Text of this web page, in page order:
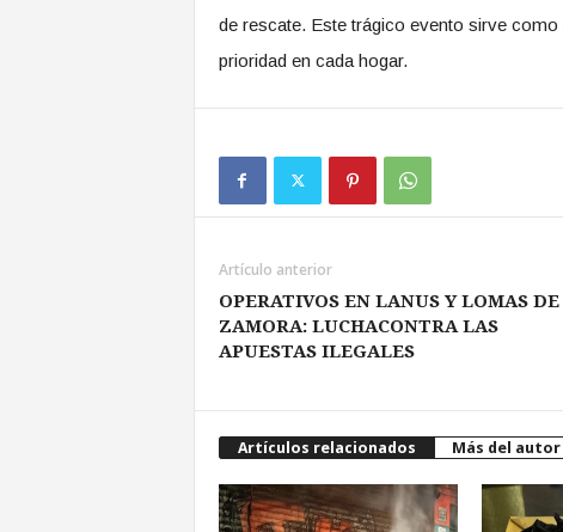
de rescate. Este trágico evento sirve
prioridad en cada hogar.
Artículo anterior
OPERATIVOS EN LANUS Y LOMAS DE
ZAMORA: LUCHACONTRA LAS
APUESTAS ILEGALES
Artículos relacionados Más del autor